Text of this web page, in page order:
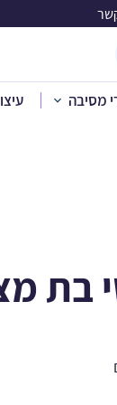
מסיבהבית
בת